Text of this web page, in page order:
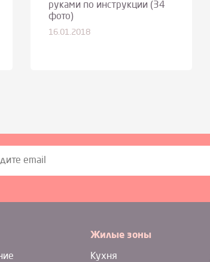
руками по инструкции (34
фото)
16.01.2018
Жилые зоны
Кухня